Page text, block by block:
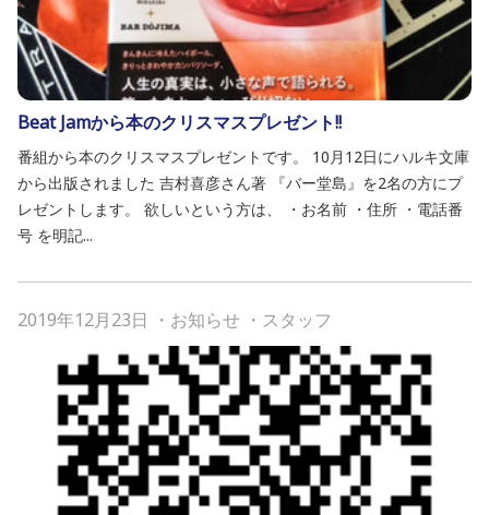
Beat Jamから本のクリスマスプレゼント!!
番組から本のクリスマスプレゼントです。 10月12日にハルキ文庫
から出版されました 吉村喜彦さん著 『バー堂島』を2名の方にプ
レゼントします。 欲しいという方は、 ・お名前 ・住所 ・電話番
号 を明記...
2019年12月23日 ・ お知らせ ・ スタッフ